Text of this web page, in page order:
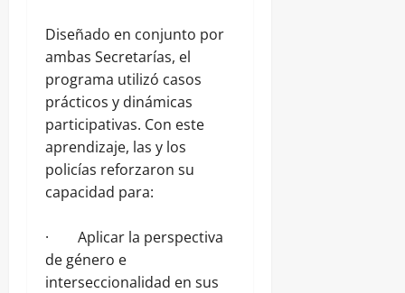
Diseñado en conjunto por
ambas Secretarías, el
programa utilizó casos
prácticos y dinámicas
participativas. Con este
aprendizaje, las y los
policías reforzaron su
capacidad para:
· Aplicar la perspectiva
de género e
interseccionalidad en sus